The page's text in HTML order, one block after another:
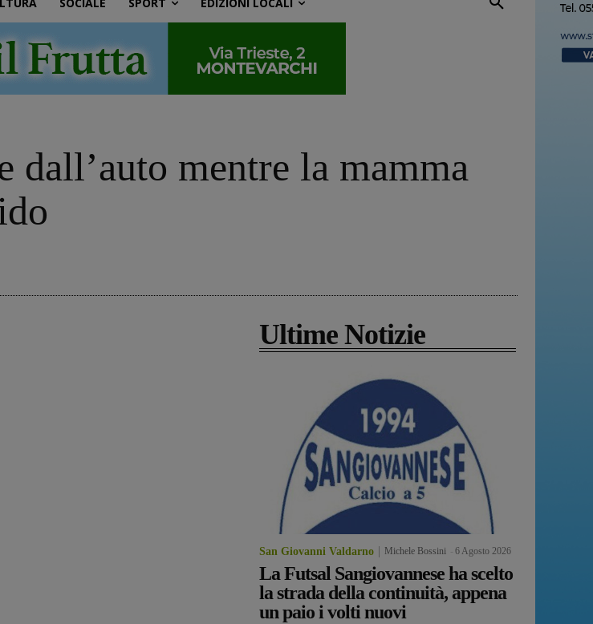
dall’auto mentre la mamma
Ultime Notizie
San Giovanni Valdarno Michele Bossini 6 Agosto 2026
La Futsal Sangiovannese ha scelto
la strada della continuità, appena
un paio i volti nuovi